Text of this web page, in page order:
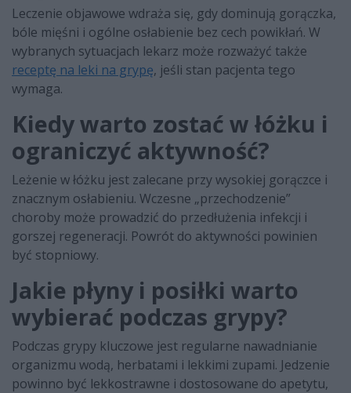
Leczenie objawowe wdraża się, gdy dominują gorączka,
bóle mięśni i ogólne osłabienie bez cech powikłań. W
wybranych sytuacjach lekarz może rozważyć także
receptę na leki na grypę, jeśli stan pacjenta tego
wymaga.
Kiedy warto zostać w łóżku i
ograniczyć aktywność?
Leżenie w łóżku jest zalecane przy wysokiej gorączce i
znacznym osłabieniu. Wczesne „przechodzenie”
choroby może prowadzić do przedłużenia infekcji i
gorszej regeneracji. Powrót do aktywności powinien
być stopniowy.
Jakie płyny i posiłki warto
wybierać podczas grypy?
Podczas grypy kluczowe jest regularne nawadnianie
organizmu wodą, herbatami i lekkimi zupami. Jedzenie
powinno być lekkostrawne i dostosowane do apetytu,